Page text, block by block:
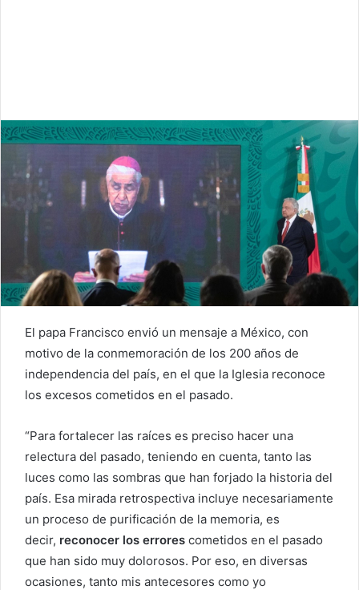
El papa Francisco envió un mensaje a México, con
motivo de la conmemoración de los 200 años de
independencia del país, en el que la Iglesia reconoce
los excesos cometidos en el pasado.
“Para fortalecer las raíces es preciso hacer una
relectura del pasado, teniendo en cuenta, tanto las
luces como las sombras que han forjado la historia del
país. Esa mirada retrospectiva incluye necesariamente
un proceso de purificación de la memoria, es
decir, reconocer los errores cometidos en el pasado
que han sido muy dolorosos. Por eso, en diversas
ocasiones, tanto mis antecesores como yo